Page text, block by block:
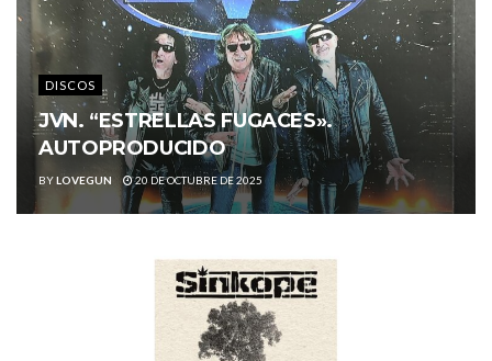
DISCOS
JVN. “ESTRELLAS FUGACES».
AUTOPRODUCIDO
BYLOVEGUN 20 DE OCTUBRE DE 2025